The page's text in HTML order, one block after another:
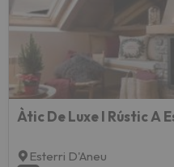
Esterri D'Aneu